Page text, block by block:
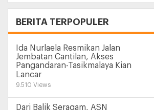
BERITA TERPOPULER
Ida Nurlaela Resmikan Jalan
Jembatan Cantilan, Akses
Pangandaran-Tasikmalaya Kian
Lancar
9.510 Views
Dari Balik Seragam, ASN